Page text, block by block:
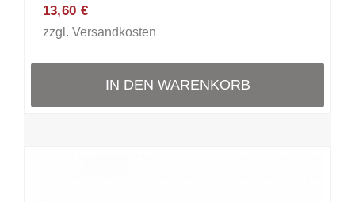
13,60 €
zzgl. Versandkosten
IN DEN WARENKORB